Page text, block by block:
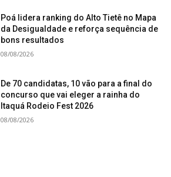
Poá lidera ranking do Alto Tietê no Mapa
da Desigualdade e reforça sequência de
bons resultados
08/08/2026
De 70 candidatas, 10 vão para a final do
concurso que vai eleger a rainha do
Itaquá Rodeio Fest 2026
08/08/2026